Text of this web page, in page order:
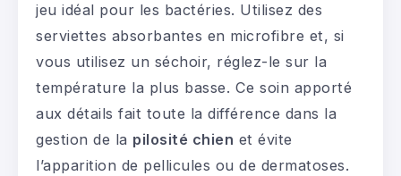
jeu idéal pour les bactéries. Utilisez des
serviettes absorbantes en microfibre et, si
vous utilisez un séchoir, réglez-le sur la
température la plus basse. Ce soin apporté
aux détails fait toute la différence dans la
gestion de la pilosité chien et évite
l’apparition de pellicules ou de dermatoses.